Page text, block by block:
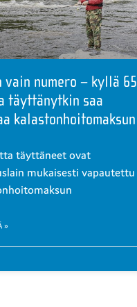
vain numero – kyllä 65
täyttänytkin saa
kalastonhoitomaksun
täyttäneet ovat
mukaisesti vapautettu
»